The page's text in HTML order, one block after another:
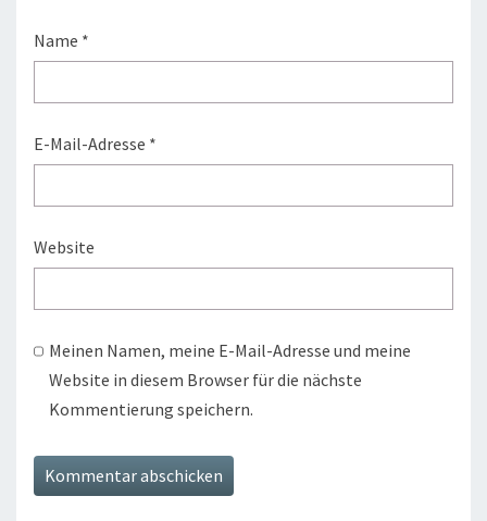
Name *
E-Mail-Adresse *
Website
Meinen Namen, meine E-Mail-Adresse und meine
Website in diesem Browser für die nächste
Kommentierung speichern.